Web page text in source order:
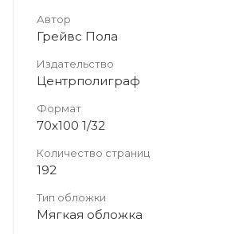
Автор
Грейвс Пола
Издательство
Центрполиграф
Формат
70x100 1/32
Количество страниц
192
Тип обложки
Мягкая обложка